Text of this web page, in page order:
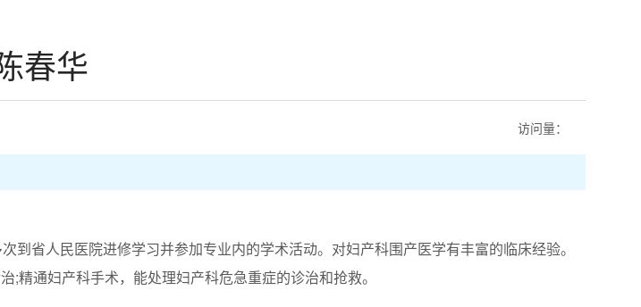
春华
访问量：
省人民医院进修学习并参加专业内的学术活动。对妇产科围产医学有丰富的临床经验。
精通妇产科手术，能处理妇产科危急重症的诊治和抢救。